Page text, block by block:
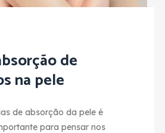
de
na pele
de absorção da pele é
para pensar nos